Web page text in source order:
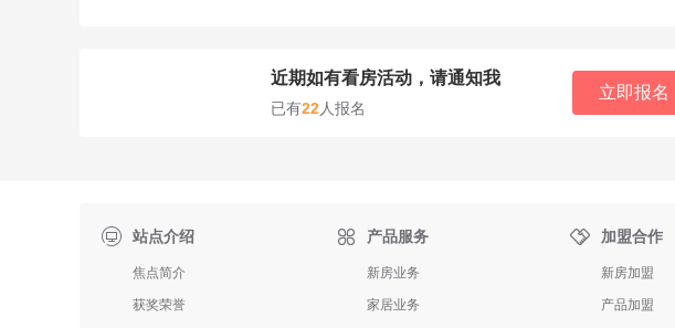
近期如有看房活动，请通知我
已有22人报名
立即报名
站点介绍
焦点简介
获奖荣誉
 产品服务
新房业务
家居业务
 加盟合作
新房加盟
产品加盟